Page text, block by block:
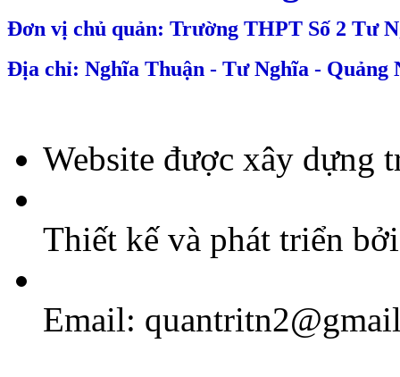
Đơn vị chủ quản: Trường THPT Số 2 Tư
Địa chỉ: Nghĩa Thuận - Tư Nghĩa - Quảng
Website được xây dựng
Thiết kế và phát triển
Email: